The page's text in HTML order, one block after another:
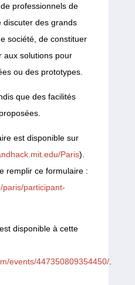
professionnels de
discuter des grands
société, de constituer
aux solutions pour
ou des prototypes.
que des facilités
est disponible sur
Paris).
remplir ce formulaire :
participant-
disponible à cette
events/447350809354450/.